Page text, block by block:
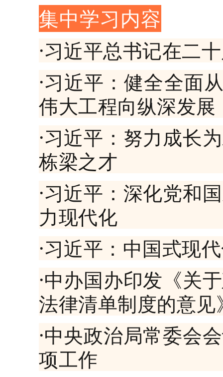
集中学习内容
·习近平总书记在二
·习近平：健全全面
伟大工程向纵深发展
·习近平：努力成长
栋梁之才
·习近平：深化党和
力现代化
·习近平：中国式现
·中办国办印发《关
法律清单制度的意见
·中央政治局常委会
项工作